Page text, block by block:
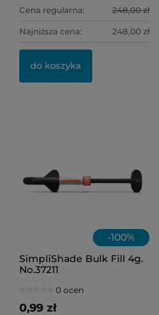
Cena regularna: 248,00 zł
Najniższa cena: 248,00 zł
do koszyka
-100%
SimpliShade Bulk Fill 4g.
No.37211
0 ocen
0,99 zł